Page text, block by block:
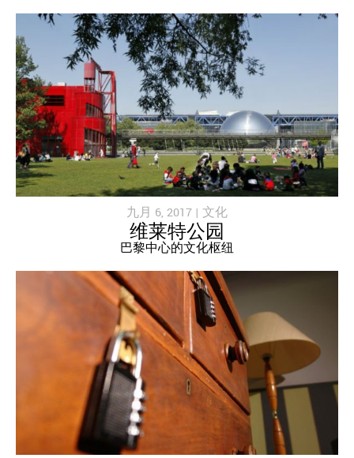
九月 6, 2017 | 文化
维莱特公园
巴黎中心的文化枢纽